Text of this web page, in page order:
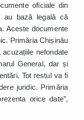
oficiale din
au bază legală că
Aceste documente
Primăria Chișinău
nefondate
General, dar și
Tot restul va fi
juridic. Primăria
orice date”,